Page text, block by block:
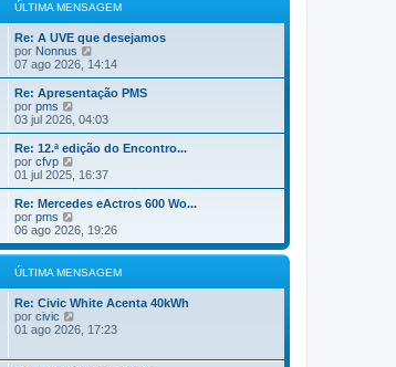
ÚLTIMA MENSAGEM
Re: A UVE que desejamos
por Nonnus
e
j
a
a
ú
i
m
a
e
s
a
e
m
07 ago 2026, 14:14
Re: Apresentação PMS
por pms
e
j
a
ú
t
i
m
a
M
n
s
a
e
03 jul 2026, 04:03
Re: 12.ª edição do Encontro...
por cfvp
e
j
a
ú
t
i
m
a
M
n
a
01 jul 2025, 16:37
Re: Mercedes eActros 600 Wo...
por pms
e
j
a
a
t
m
M
06 ago 2026, 19:26
ÚLTIMA MENSAGEM
Re: Civic White Acenta 40kWh
por civic
e
01 ago 2026, 17:23